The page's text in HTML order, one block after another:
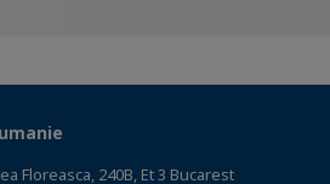
Floreasca, 240B, Et 3 Bucarest